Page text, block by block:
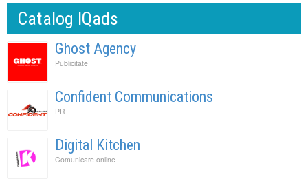
Catalog IQads
Ghost Agency
Publicitate
Confident Communications
PR
Digital Kitchen
Comunicare online